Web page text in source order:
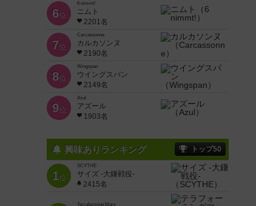
6位
6 nimmt!
ニムト
2201名
7位
Carcassonne
カルカソンヌ
2190名
8位
Wingspan
ウイングスパン
2149名
9位
Azul
アズール
1903名
興味ありランキング トップ50
1位
SCYTHE
サイズ -大鎌戦役-
2415名
Terraforming Mars